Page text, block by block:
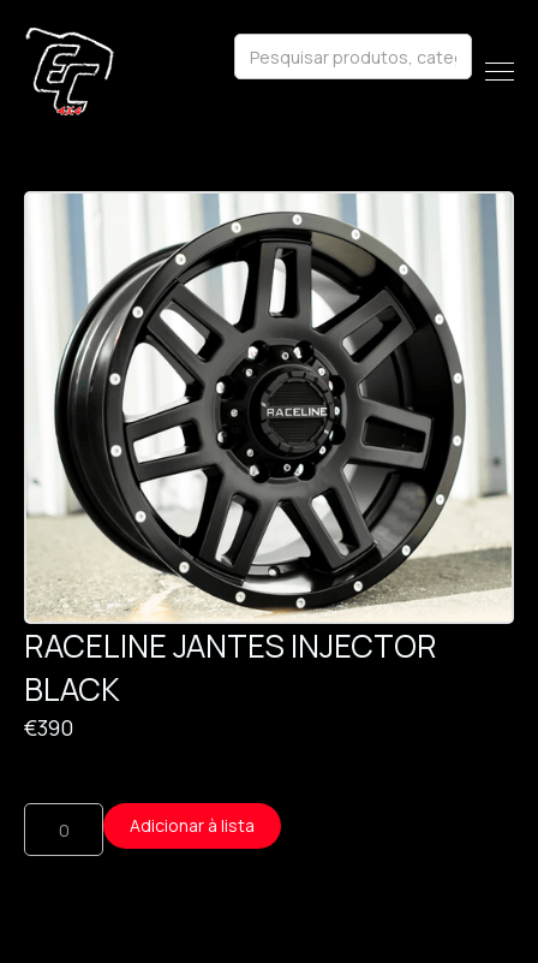
RACELINE JANTES INJECTOR
BLACK
€390
Adicionar à lista